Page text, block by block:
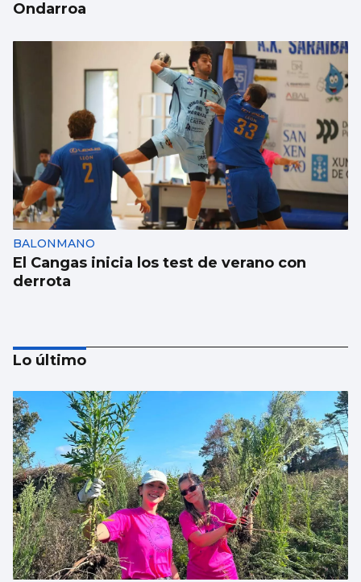
Ondarroa
BALONMANO
El Cangas inicia los test de verano con
derrota
TENIS
Vigo, capital del tenis
Lo último